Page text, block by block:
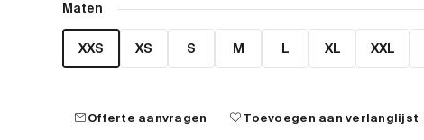
Maten
XXS XS S M L XL XXL
mailOfferte aanvragen favoriteToevoegen aan verlanglijst